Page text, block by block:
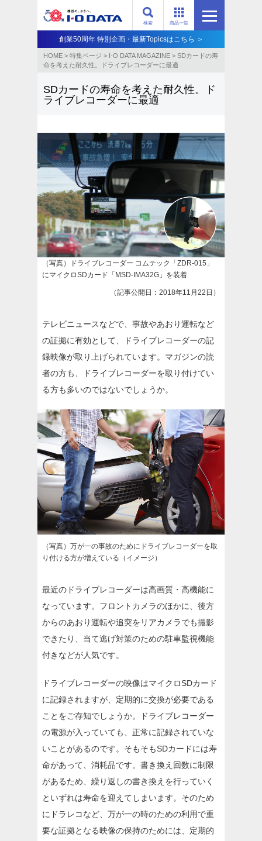
商品一覧
検索
創業50周年 特別企画・最新Topicsはこちら ＞
HOME > 特集ページ > I-O DATA MAGAZINE > SDカードの寿
命を考えた耐久性。ドライブレコーダーに最適
SDカードの寿命を考えた耐久性。ド
ライブレコーダーに最適
（写真）ドライブレコーダー コムテック「ZDR-015」
にマイクロSDカード「MSD-IMA32G」を装着
（記事公開日：2018年11月22日）
テレビニュースなどで、事故やあおり運転など
の証拠に有効として、ドライブレコーダーの記
録映像が取り上げられています。マガジンの読
者の方も、ドライブレコーダーを取り付けてい
る方も多いのではないでしょうか。
（写真）万が一の事故のためにドライブレコーダーを取
り付ける方が増えている（イメージ）
最近のドライブレコーダーは高画質・高機能に
なっています。フロントカメラのほかに、後方
からのあおり運転や追突をリアカメラでも撮影
できたり、当て逃げ対策のための駐車監視機能
付きなどが人気です。
ドライブレコーダーの映像はマイクロSDカード
に記録されますが、定期的に交換が必要である
ことをご存知でしょうか。ドライブレコーダー
の電源が入っていても、正常に記録されていな
いことがあるのです。そもそもSDカードには寿
命があって、消耗品です。書き換え回数に制限
があるため、繰り返しの書き換えを行っていく
といずれは寿命を迎えてしまいます。そのため
にドラレコなど、万が一の時のための利用で重
要な証拠となる映像の保持のためには、定期的